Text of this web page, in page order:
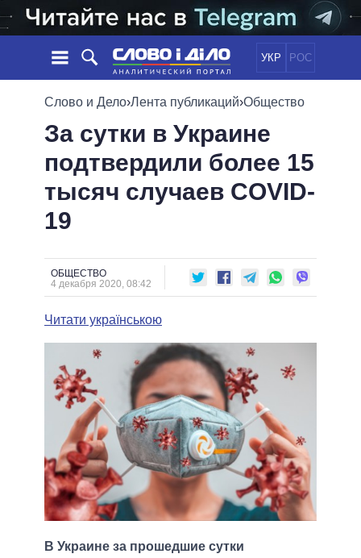
УКР РОС
НОВОСТИ
ЛЕНТА
СОБЫТИЯ
СТАТЬИ
ОБЗОРЫ
ДАЙДЖЕСТЫ
ПОЛИТИКА
ЭКОНОМИКА
ОБЩЕСТВО
ОБЕЩАНИЯ
ПОЛИТИКИ
ВСЕ ПОЛИТИКИ
ПРЕЗИДЕНТ И ОФИС
ВЕРХОВНАЯ РАДА
КАБИНЕТ МИНИСТРОВ
МЭРЫ
ВСЕ ПЕРСОНЫ
ИНФОГРАФИКА
ПОДДЕРЖАТЬ
СРАВНЕНИЕ ПОЛИТИКОВ
Слово и Дело›Лента публикаций›Общество
За сутки в Украине
подтвердили более 15
тысяч случаев COVID-
19
ОБЩЕСТВО
4 декабря 2020, 08:42
Читати українською
В Украине за прошедшие сутки